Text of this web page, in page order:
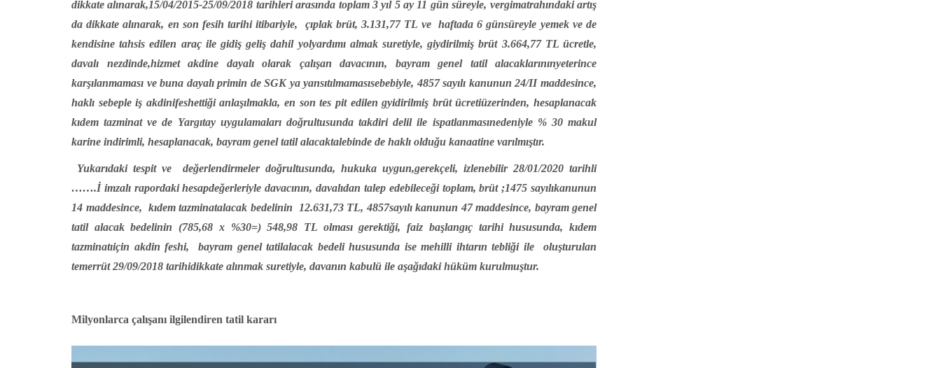
dikkate alınarak,15/04/2015-25/09/2018 tarihleri arasında toplam 3 yıl 5 ay 11 gün süreyle, vergimatrahındaki artış
da dikkate alınarak, en son fesih tarihi itibariyle,
çıplak brüt, 3.131,77 TL ve
haftada 6 günsüreyle yemek ve de
kendisine tahsis edilen araç ile gidiş geliş dahil yolyardımı almak suretiyle, giydirilmiş brüt 3.664,77 TL ücretle,
davalı nezdinde,hizmet akdine dayalı olarak çalışan davacının, bayram genel tatil alacaklarınınyeterince
karşılanmaması ve buna dayalı primin de SGK ya yansıtılmamasısebebiyle, 4857 sayılı kanunun 24/II maddesince,
haklı sebeple iş akdinifeshettiği anlaşılmakla, en son tes pit edilen gyidirilmiş brüt ücretiüzerinden, hesaplanacak
kıdem tazminat ve de Yargıtay uygulamaları doğrultusunda takdiri delil ile ispatlanmasınedeniyle % 30 makul
karine indirimli, hesaplanacak, bayram genel tatil alacaktalebinde de haklı olduğu kanaatine varılmıştır.
Yukarıdaki tespit ve
değerlendirmeler doğrultusunda, hukuka uygun,gerekçeli, izlenebilir 28/01/2020 tarihli
…….İ imzalı rapordaki hesapdeğerleriyle davacının, davalıdan talep edebileceği toplam, brüt ;1475 sayılıkanunun
14 maddesince, kıdem tazminatalacak bedelinin
12.631,73 TL, 4857sayılı kanunun 47 maddesince, bayram genel
tatil alacak bedelinin (785,68 x %30=) 548,98 TL olması gerektiği, faiz başlangıç tarihi hususunda, kıdem
tazminatıiçin akdin feshi,
bayram genel tatilalacak bedeli hususunda ise mehilli ihtarın tebliği ile
oluşturulan
temerrüt 29/09/2018 tarihidikkate alınmak suretiyle, davanın kabulü ile aşağıdaki hüküm kurulmuştur.
Milyonlarca çalışanı ilgilendiren tatil kararı